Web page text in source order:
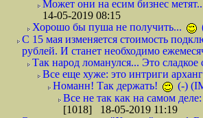
Может они на есим бизнес
14-05-2019 08:15
Хорошо бы пуша не получить...
С 15 мая изменяется стоимость
рублей. И станет необходимо
Так народ ломанулся... Это сладкое
Все еще хуже: это интриги
Номанн! Так держать!
(-)
Все не так как на самом
[1018] 18-05-2019 11:19